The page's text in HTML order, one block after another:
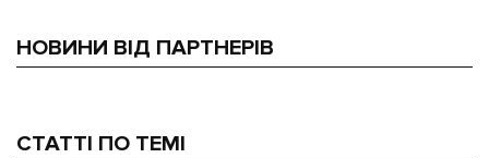
НОВИНИ ВІД ПАРТНЕРІВ
СТАТТІ ПО ТЕМІ